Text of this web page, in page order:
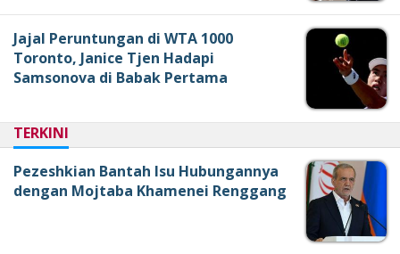
Jajal Peruntungan di WTA 1000
Toronto, Janice Tjen Hadapi
Samsonova di Babak Pertama
TERKINI
Pezeshkian Bantah Isu Hubungannya
dengan Mojtaba Khamenei Renggang